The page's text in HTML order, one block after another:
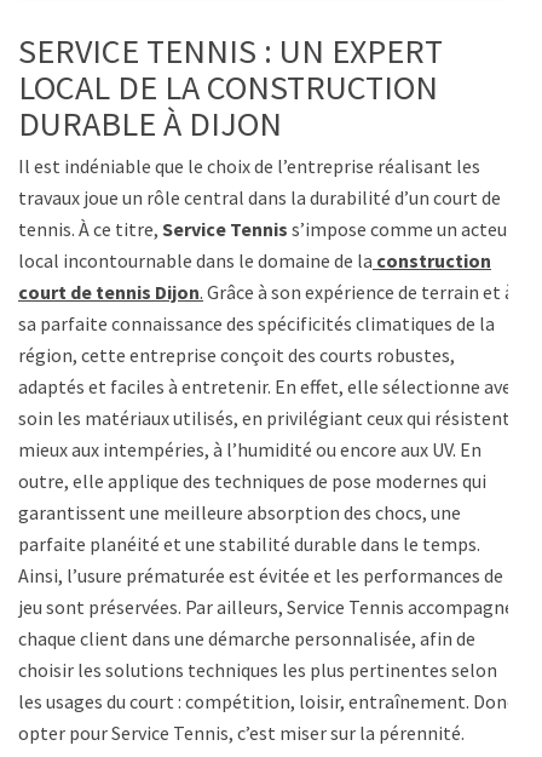
SERVICE TENNIS : UN EXPERT
LOCAL DE LA CONSTRUCTION
DURABLE À DIJON
Il est indéniable que le choix de l’entreprise réalisant les
travaux joue un rôle central dans la durabilité d’un court de
tennis. À ce titre, Service Tennis s’impose comme un acteur
local incontournable dans le domaine de la construction
court de tennis Dijon. Grâce à son expérience de terrain et à
sa parfaite connaissance des spécificités climatiques de la
région, cette entreprise conçoit des courts robustes,
adaptés et faciles à entretenir. En effet, elle sélectionne avec
soin les matériaux utilisés, en privilégiant ceux qui résistent
mieux aux intempéries, à l’humidité ou encore aux UV. En
outre, elle applique des techniques de pose modernes qui
garantissent une meilleure absorption des chocs, une
parfaite planéité et une stabilité durable dans le temps.
Ainsi, l’usure prématurée est évitée et les performances de
jeu sont préservées. Par ailleurs, Service Tennis accompagne
chaque client dans une démarche personnalisée, afin de
choisir les solutions techniques les plus pertinentes selon
les usages du court : compétition, loisir, entraînement. Donc,
opter pour Service Tennis, c’est miser sur la pérennité.